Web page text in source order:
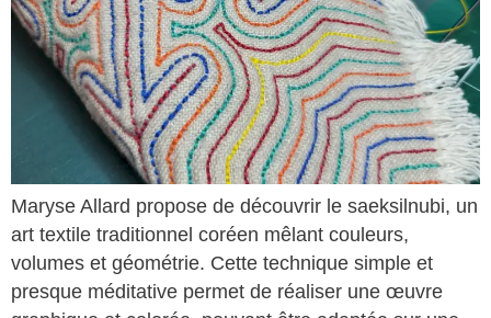
Maryse Allard propose de découvrir le saeksilnubi, un
art textile traditionnel coréen mêlant couleurs,
volumes et géométrie. Cette technique simple et
presque méditative permet de réaliser une œuvre